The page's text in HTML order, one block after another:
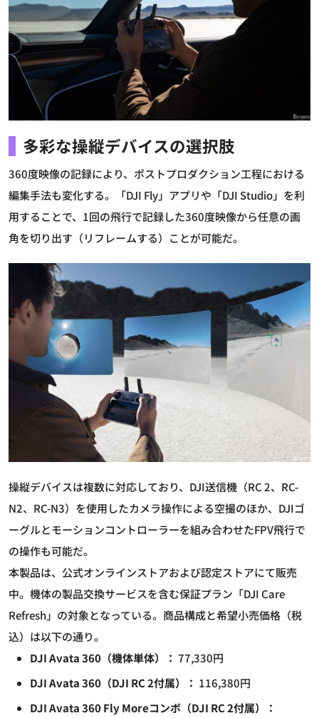
多彩な操縦デバイスの選択肢
360度映像の記録により、ポストプロダクション工程における
編集手法も変化する。「DJI Fly」アプリや「DJI Studio」を利
用することで、1回の飛行で記録した360度映像から任意の画
角を切り出す（リフレームする）ことが可能だ。
操縦デバイスは複数に対応しており、DJI送信機（RC 2、RC-
N2、RC-N3）を使用したカメラ操作による空撮のほか、DJIゴ
ーグルとモーションコントローラーを組み合わせたFPV飛行で
の操作も可能だ。
本製品は、公式オンラインストアおよび認定ストアにて販売
中。機体の製品交換サービスを含む保証プラン「DJI Care
Refresh」の対象となっている。商品構成と希望小売価格（税
込）は以下の通り。
DJI Avata 360（機体単体）： 77,330円
DJI Avata 360（DJI RC 2付属）： 116,380円
DJI Avata 360 Fly Moreコンボ（DJI RC 2付属）：